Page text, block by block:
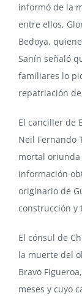
informó de la
entre ellos,
Bedoya,
Sanín señaló
familiares lo
repatriación
El canciller de
Neil Fernando
mortal oriunda
información
originario de
construcción y
El cónsul de
la muerte del
Bravo
meses y cuyo